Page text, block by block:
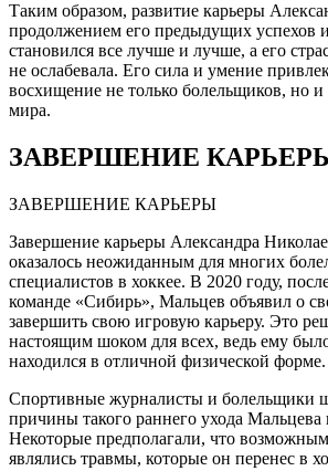
Таким образом, развитие карьеры
продолжением его предыдущих успехов
становился все лучше и лучше, а его
не ослабевала. Его сила и умение
восхищение не только болельщиков, но и
мира.
ЗАВЕРШЕНИЕ
ЗАВЕРШЕНИЕ КАРЬЕРЫ
Завершение карьеры Александра
оказалось неожиданным для многих
специалистов в хоккее. В 2020 году,
команде «Сибирь», Мальцев объявил о
завершить свою игровую карьеру. Это
настоящим шоком для всех, ведь ему
находился в отличной физической форме.
Спортивные журналисты и болельщики
причины такого раннего ухода Мальцева
Некоторые предполагали, что
являлись травмы, которые он перенес в